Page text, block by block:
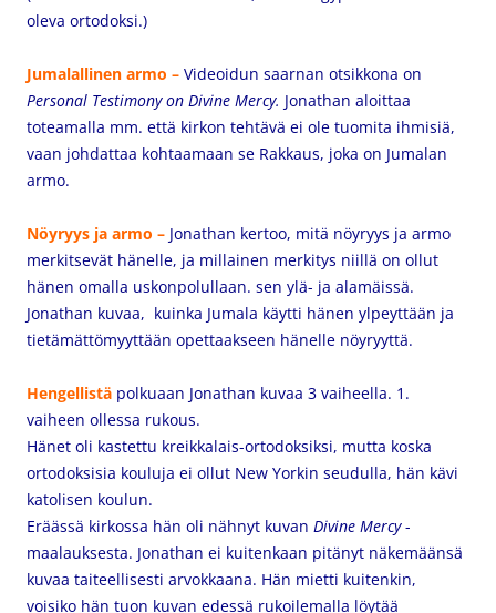
oleva ortodoksi.)
Jumalallinen armo – Videoidun saarnan otsikkona on
Personal Testimony on Divine Mercy. Jonathan aloittaa
toteamalla mm. että kirkon tehtävä ei ole tuomita ihmisiä,
vaan johdattaa kohtaamaan se Rakkaus, joka on Jumalan
armo.
Nöyryys ja armo – Jonathan kertoo, mitä nöyryys ja armo
merkitsevät hänelle, ja millainen merkitys niillä on ollut
hänen omalla uskonpolullaan. sen ylä- ja alamäissä.
Jonathan kuvaa, kuinka Jumala käytti hänen ylpeyttään ja
tietämättömyyttään opettaakseen hänelle nöyryyttä.
Hengellistä polkuaan Jonathan kuvaa 3 vaiheella. 1.
vaiheen ollessa rukous.
Hänet oli kastettu kreikkalais-ortodoksiksi, mutta koska
ortodoksisia kouluja ei ollut New Yorkin seudulla, hän kävi
katolisen koulun.
Eräässä kirkossa hän oli nähnyt kuvan Divine Mercy-
maalauksesta. Jonathan ei kuitenkaan pitänyt näkemäänsä
kuvaa taiteellisesti arvokkaana. Hän mietti kuitenkin,
voisiko hän tuon kuvan edessä rukoilemalla löytää